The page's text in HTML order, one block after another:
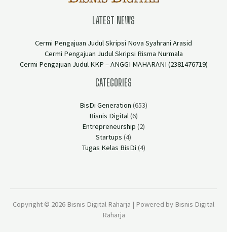
LATEST NEWS
Cermi Pengajuan Judul Skripsi Nova Syahrani Arasid
Cermi Pengajuan Judul Skripsi Risma Nurmala
Cermi Pengajuan Judul KKP – ANGGI MAHARANI (2381476719)
CATEGORIES
BisDi Generation (653)
Bisnis Digital(6)
Entrepreneurship (2)
Startups (4)
Tugas Kelas BisDi (4)
Copyright © 2026 Bisnis Digital Raharja | Powered by Bisnis Digital
Raharja